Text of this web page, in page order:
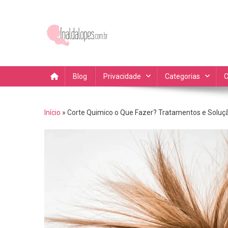
Blog Privacidade Categorias
Início » Corte Quimico o Que Fazer? Tratamentos e